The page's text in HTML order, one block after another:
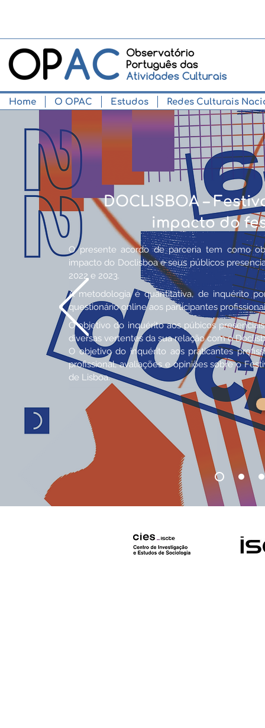
Home O OPAC Estudos Redes Culturais
O presente acordo de parceria tem como
impacto do Doclisboa e seus públicos
2022 e 2023.
A metodologia é quantitativa, de inquérito
questionário online aos participantes
O objetivo do inquérito aos púbicos
diversas vertentes da sua relação com o
O objetivo do inquérito aos praticantes
profissional, avaliações e opiniões sobre o
de Lisboa.
DOCLISBOA –
impacto do